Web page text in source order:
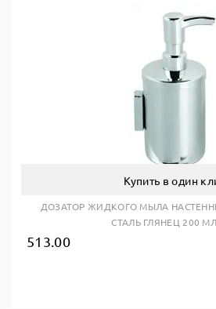
Купить в один
ДОЗАТОР ЖИДКОГО МЫЛА
СТАЛЬ ГЛЯНЕЦ 200
513.00